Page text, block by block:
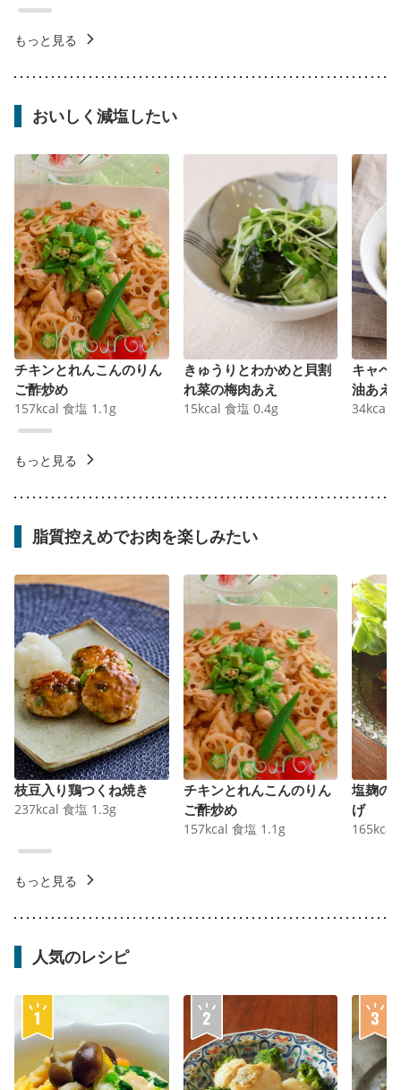
もっと見る
おいしく減塩したい
チキンとれんこんのりん
ご酢炒め
157kcal 食塩 1.1 g
きゅうりとわかめと貝割
れ菜の梅肉あえ
15kcal 食塩 0.4g
キャベ
油あえ
34kcal
もっと見る
脂質控えめでお肉を楽しみたい
枝豆入り鶏つくね焼き
237kcal 食塩 1.3g
チキンとれんこんのりん
ご酢炒め
157kcal 食塩 1.1 g
塩麹の
げ
165kcal
もっと見る
人気のレシピ